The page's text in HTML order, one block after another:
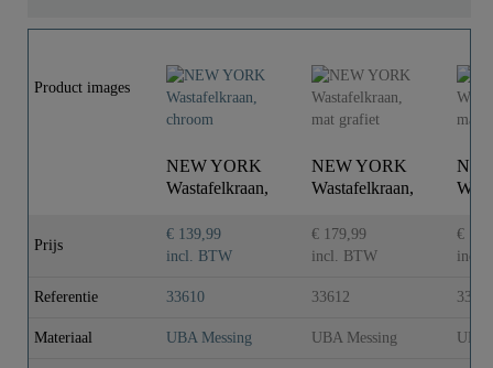
Product images
NEW YORK
Wastafelkraan,
NEW YORK
Wastafelkraan,
Prijs
€ 139,99
incl. BTW
€ 179,99
incl. BTW
€
incl.
Referentie 33610 33612
Materiaal UBA Messing UBA Messing UBA